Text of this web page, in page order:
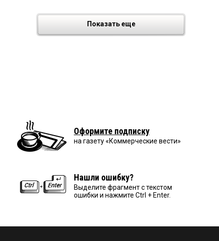
Показать еще
Оформите подписку
на газету «Коммерческие вести»
Нашли ошибку?
Выделите фрагмент с текстом
ошибки и нажмите Ctrl + Enter.